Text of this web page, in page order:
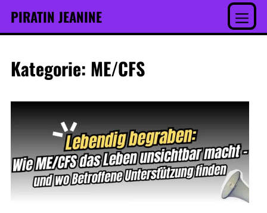
springen
Skip
to
PIRATIN JEANINE
Menu
Kategorie: ME/CFS